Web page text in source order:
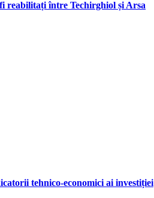
reabilitați între Techirghiol și Arsa
tehnico-economici ai investiției